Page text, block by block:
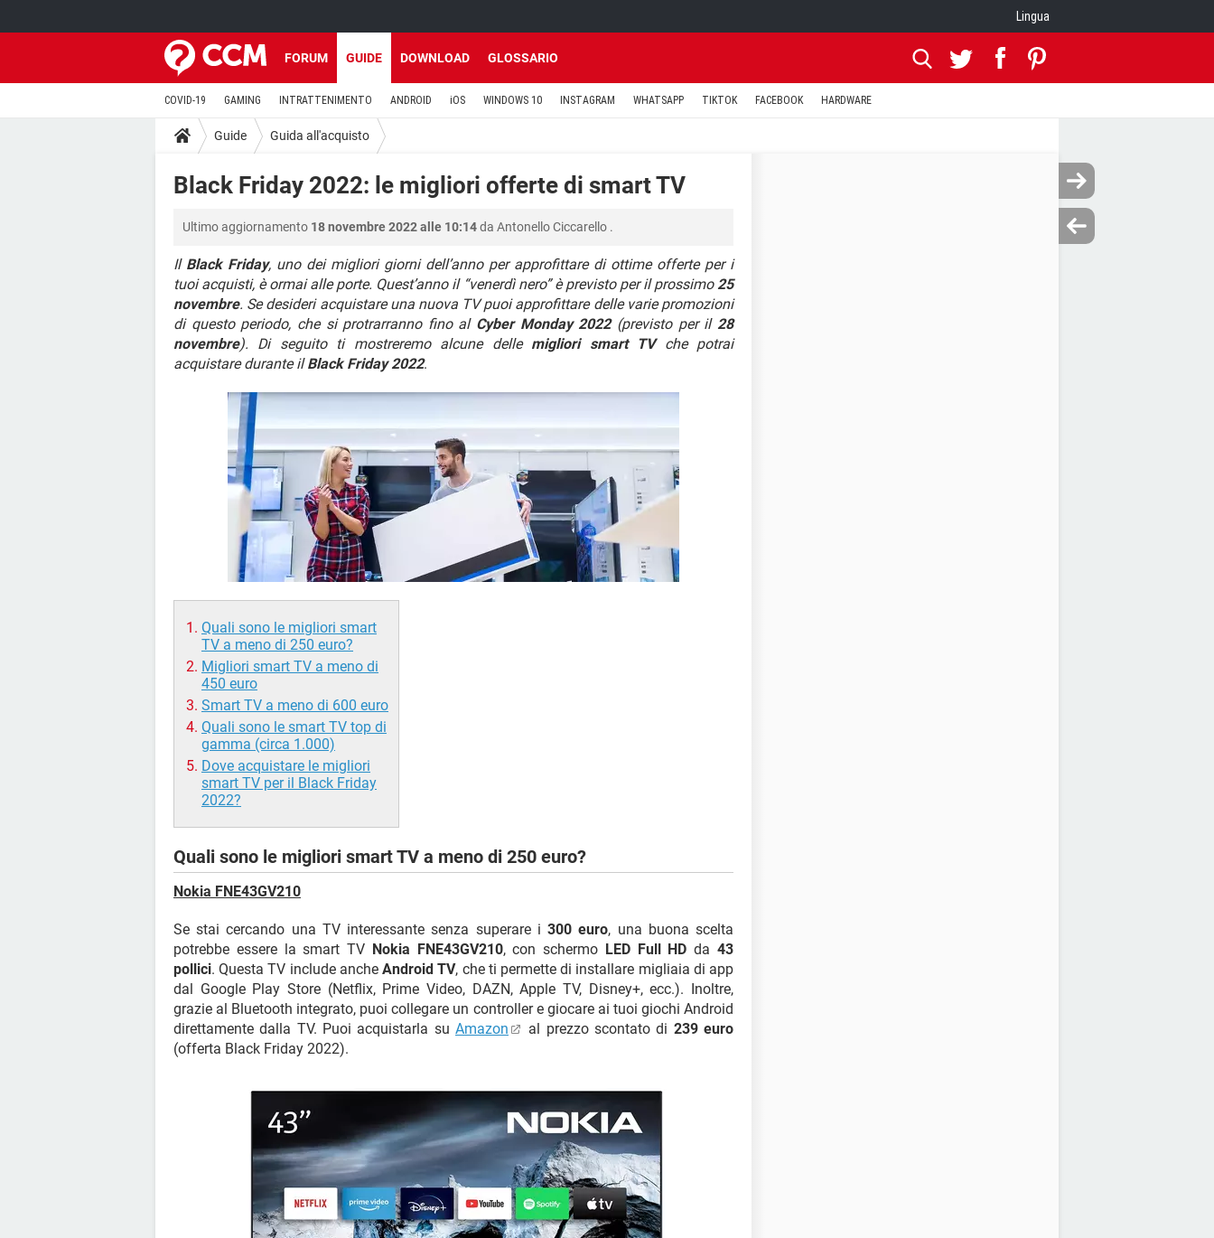
Lingua
FORUM GUIDE DOWNLOAD GLOSSARIO
COVID-19 GAMING INTRATTENIMENTO ANDROID iOS WINDOWS 10 INSTAGRAM WHATSAPP TIKTOK FACEBOOK HARDWARE
Guide Guida all'acquisto
Black Friday 2022: le migliori offerte di smart TV
Ultimo aggiornamento 18 novembre 2022 alle 10:14da Antonello Ciccarello .
Il Black Friday, uno dei migliori giorni dell’anno per approfittare di ottime offerte per i
tuoi acquisti, è ormai alle porte. Quest’anno il “venerdì nero” è previsto per il prossimo 25
novembre. Se desideri acquistare una nuova TV puoi approfittare delle varie promozioni
di questo periodo, che si protrarranno fino al Cyber Monday 2022(previsto per il 28
novembre). Di seguito ti mostreremo alcune delle migliori smart TVche potrai
acquistare durante ilBlack Friday 2022.
Quali sono le migliori smart
TV a meno di 250 euro?
Migliori smart TV a meno di
450 euro
Smart TV a meno di 600 euro
Quali sono le smart TV top di
gamma (circa 1.000)
Dove acquistare le migliori
smart TV per il Black Friday
2022?
Quali sono le migliori smart TV a meno di 250 euro?
Nokia FNE43GV210
Se stai cercando una TV interessante senza superare i300 euro, una buona scelta
potrebbe essere la smart TV Nokia FNE43GV210, con schermo LED Full HD da43
pollici. Questa TV include ancheAndroid TV, che ti permette di installare migliaia di app
dal Google Play Store (Netflix, Prime Video, DAZN, Apple TV, Disney+, ecc.). Inoltre,
grazie al Bluetooth integrato, puoi collegare un controller e giocare ai tuoi giochi Android
direttamente dalla TV. Puoi acquistarla su Amazon al prezzo scontato di 239 euro
(offerta Black Friday 2022).